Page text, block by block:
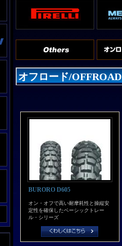
オフロード/OFFROAD
BURORO D605
オン・オフで高い耐摩耗性と操縦安
定性を確保したベーシックトレー
ル・シリーズ